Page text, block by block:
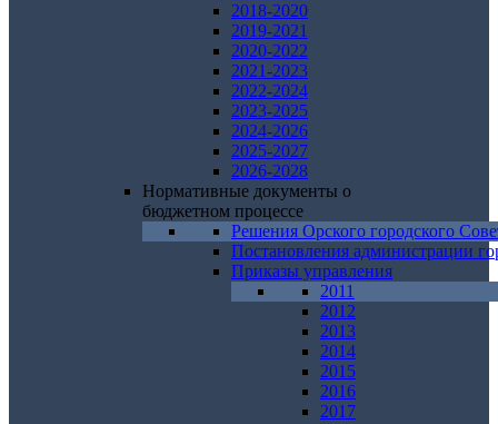
2018-2020
2019-2021
2020-2022
2021-2023
2022-2024
2023-2025
2024-2026
2025-2027
2026-2028
Нормативные документы о
бюджетном процессе
Решения Орского городского
Постановления администрации
Приказы управления
2011
2012
2013
2014
2015
2016
2017